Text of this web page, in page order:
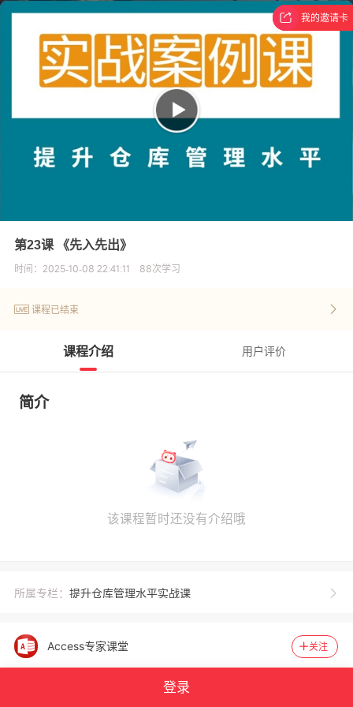
我的邀请卡
第23课 《先入先出》
时间： 2025-10-08 22:41:11 88次学习
课程已结束
课程介绍 用户评价
简介
该课程暂时还没有介绍哦
所属专栏： 提升仓库管理水平实战课
Access专家课堂 关注
登录